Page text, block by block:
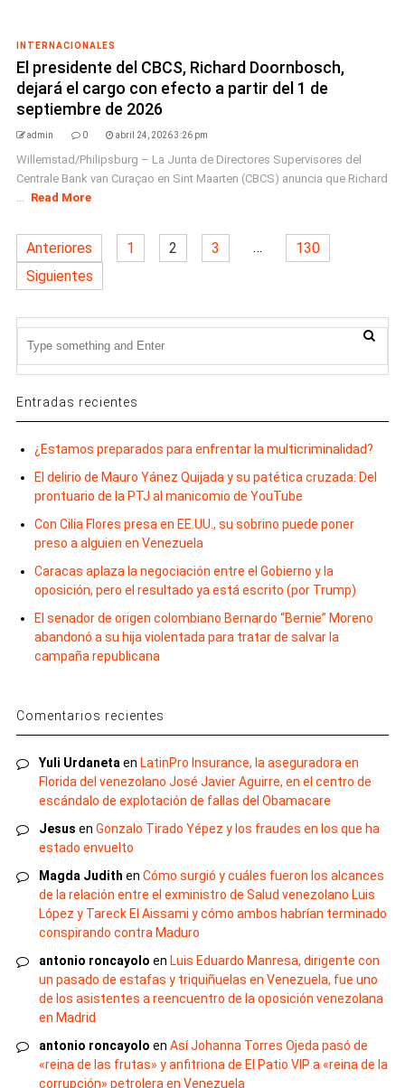
INTERNACIONALES
El presidente del CBCS, Richard Doornbosch,
dejará el cargo con efecto a partir del 1 de
septiembre de 2026
admin 0 abril 24, 2026 3:26 pm
Willemstad/Philipsburg – La Junta de Directores Supervisores del
Centrale Bank van Curaçao en Sint Maarten (CBCS) anuncia que Richard
Read More
Anteriores 1 2 3 …
130
Siguientes
Entradas recientes
¿Estamos preparados para enfrentar la multicriminalidad?
El delirio de Mauro Yánez Quijada y su patética cruzada: Del
prontuario de la PTJ al manicomio de YouTube
Con Cilia Flores presa en EE.UU., su sobrino puede poner
preso a alguien en Venezuela
Caracas aplaza la negociación entre el Gobierno y la
oposición, pero el resultado ya está escrito (por Trump)
El senador de origen colombiano Bernardo “Bernie” Moreno
abandonó a su hija violentada para tratar de salvar la
campaña republicana
Comentarios recientes
Yuli Urdaneta en LatinPro Insurance, la aseguradora en
Florida del venezolano José Javier Aguirre, en el centro de
escándalo de explotación de fallas del Obamacare
Jesus en Gonzalo Tirado Yépez y los fraudes en los que ha
estado envuelto
Magda Judith en Cómo surgió y cuáles fueron los alcances
de la relación entre el exministro de Salud venezolano Luis
López y Tareck El Aissami y cómo ambos habrían terminado
conspirando contra Maduro
antonio roncayolo en Luis Eduardo Manresa, dirigente con
un pasado de estafas y triquiñuelas en Venezuela, fue uno
de los asistentes a reencuentro de la oposición venezolana
en Madrid
antonio roncayolo en Así Johanna Torres Ojeda pasó de
«reina de las frutas» y anfitriona de El Patio VIP a «reina de la
corrupción» petrolera en Venezuela